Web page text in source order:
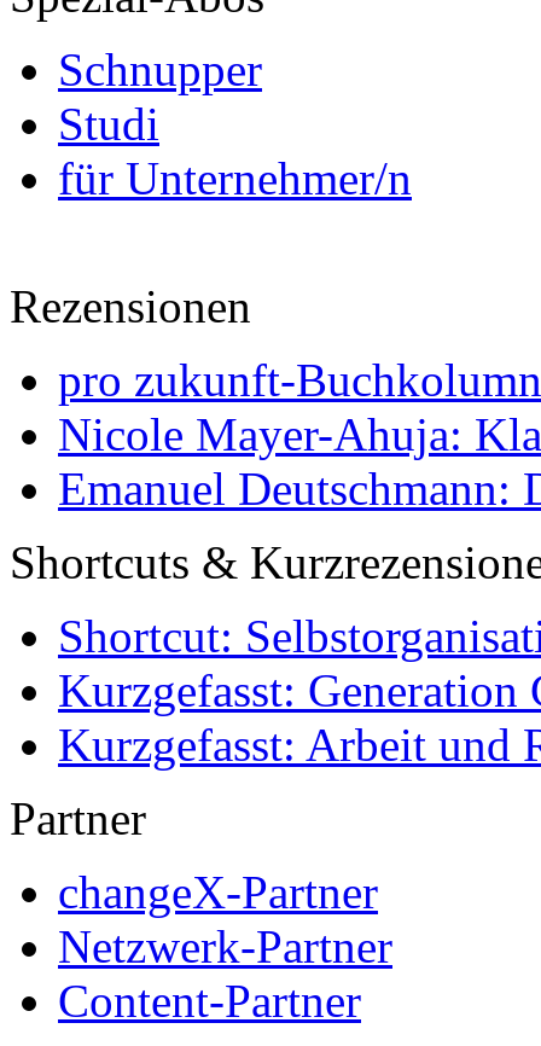
Schnupper
Studi
für Unternehmer/n
Rezensionen
pro zukunft-
Nicole Mayer-Ahuja:
Emanuel Deutschmann:
Shortcuts &
Shortcut:
Kurzgefasst: Generation
Kurzgefasst: Arbeit und
Partner
changeX-Partner
Netzwerk-Partner
Content-Partner